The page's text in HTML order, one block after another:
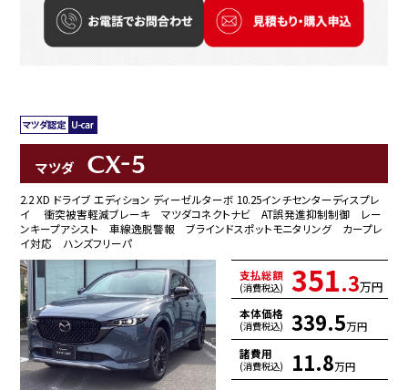
マツダ CX-5
2.2 XD ドライブ エディション ディーゼルターボ 10.25インチセンターディスプレ
イ 衝突被害軽減ブレーキ マツダコネクトナビ AT誤発進抑制制御 レー
ンキープアシスト 車線逸脱警報 ブラインドスポットモニタリング カープレ
イ対応 ハンズフリーパ
支払総額
(消費税込) 351.3万円
本体価格
(消費税込) 339.5万円
諸費用
(消費税込) 11.8万円